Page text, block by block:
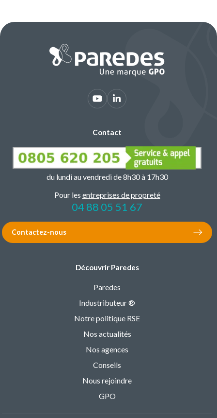
Contact
du lundi au vendredi de 8h30 à 17h30
Pour les entreprises de propreté
04 88 05 51 67
Contactez-nous
Découvrir Paredes
Paredes
Industributeur ®
Notre politique RSE
Nos actualités
Nos agences
Conseils
Nous rejoindre
GPO